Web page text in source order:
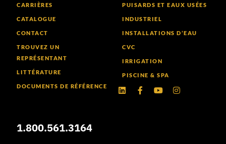
CARRIÈRES
CATALOGUE
CONTACT
TROUVEZ UN
REPRÉSENTANT
LITTÉRATURE
DOCUMENTS DE RÉFÉRENCE
PUISARDS ET EAUX USÉES
INDUSTRIEL
INSTALLATIONS D’EAU
CVC
IRRIGATION
PISCINE & SPA
LinkedInFacebook-
f
YoutubeInstagram
1.800.561.3164